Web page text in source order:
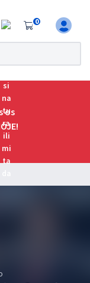
0
os